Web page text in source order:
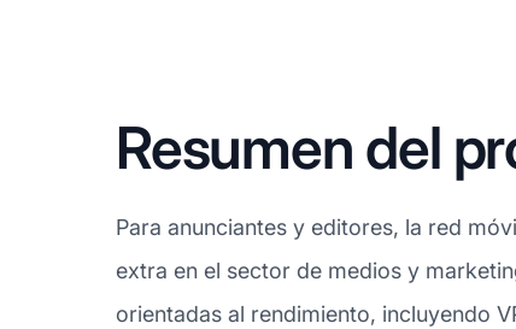
Resumen del
Para anunciantes y editores, la red
extra en el sector de medios y
orientadas al rendimiento, incluyendo